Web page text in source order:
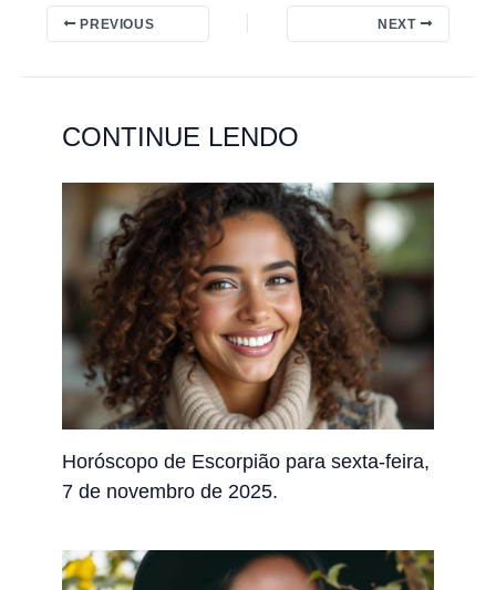
PREVIOUS NEXT
CONTINUE LENDO
Horóscopo de Escorpião para sexta-feira,
7 de novembro de 2025.